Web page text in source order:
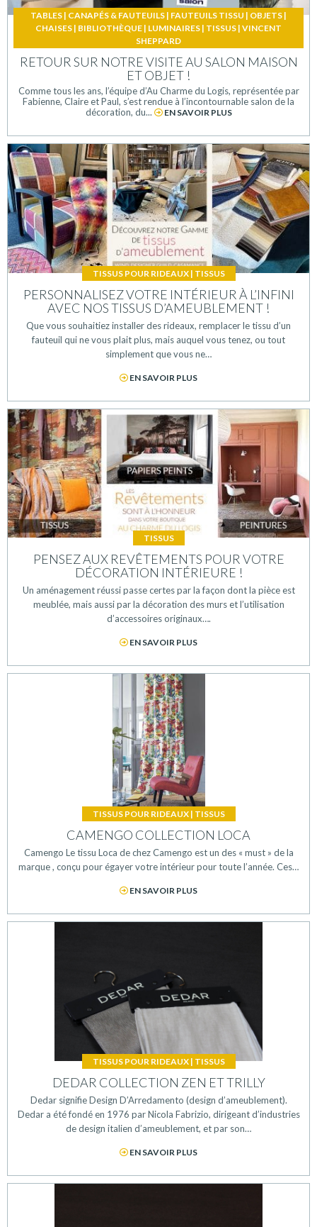
TABLES | CANAPÉS & FAUTEUILS | FAUTEUILS TISSU | OBJETS |
CHAISES | BIBLIOTHÈQUE | LUMINAIRES | TISSUS | VINCENT
SHEPPARD
RETOUR SUR NOTRE VISITE AU SALON MAISON
ET OBJET !
Comme tous les ans, l’équipe d’Au Charme du Logis, représentée par
Fabienne, Claire et Paul, s’est rendue à l’incontournable salon de la
décoration, du...
EN SAVOIR PLUS
TISSUS POUR RIDEAUX| TISSUS
PERSONNALISEZ VOTRE INTÉRIEUR À L’INFINI
AVEC NOS TISSUS D’AMEUBLEMENT !
Que vous souhaitiez installer des rideaux, remplacer le tissu d’un
fauteuil qui ne vous plait plus, mais auquel vous tenez, ou tout
simplement que vous ne…
EN SAVOIR PLUS
TISSUS
PENSEZ AUX REVÊTEMENTS POUR VOTRE
DÉCORATION INTÉRIEURE !
Un aménagement réussi passe certes par la façon dont la pièce est
meublée, mais aussi par la décoration des murs et l’utilisation
d’accessoires originaux….
EN SAVOIR PLUS
TISSUS POUR RIDEAUX| TISSUS
CAMENGO COLLECTION LOCA
Camengo Le tissu Loca de chez Camengo est un des « must » de la
marque , conçu pour égayer votre intérieur pour toute l’année. Ces…
EN SAVOIR PLUS
TISSUS POUR RIDEAUX| TISSUS
DEDAR COLLECTION ZEN ET TRILLY
Dedar signifie Design D’Arredamento (design d’ameublement).
Dedar a été fondé en 1976 par Nicola Fabrizio, dirigeant d’industries
de design italien d’ameublement, et par son…
EN SAVOIR PLUS